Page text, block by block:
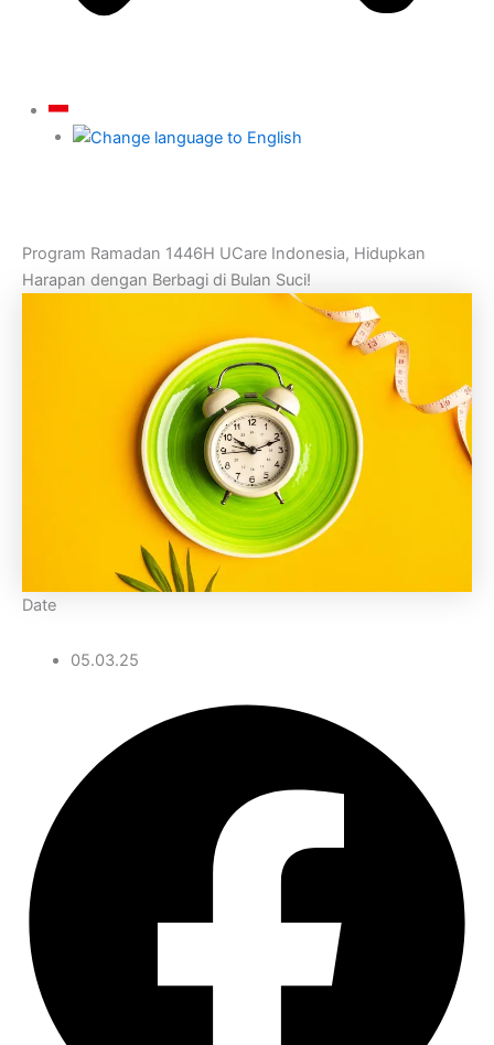
Program Ramadan 1446H UCare Indonesia, Hidupkan
Harapan dengan Berbagi di Bulan Suci!
Date
05.03.25